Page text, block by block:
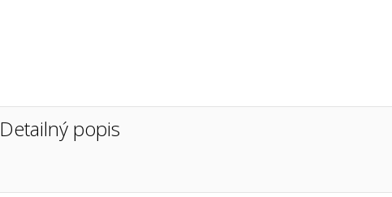
Detailný popis